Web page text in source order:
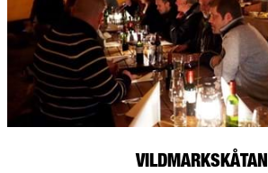
VILDMARKSKÅTAN